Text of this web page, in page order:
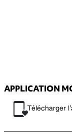
APPLICATION
Télécharger